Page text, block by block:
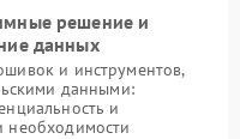
решение и
данных
и инструментов,
данными:
и
необходимости